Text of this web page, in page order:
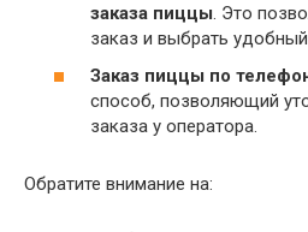
заказа пиццы . Это
заказ и выбрать
Заказ пиццы по
способ, позволяющий
заказа у оператора.
Обратите внимание на: